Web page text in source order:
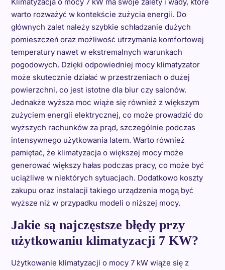
warto rozważyć w kontekście zużycia energii. Do
głównych zalet należy szybkie schładzanie dużych
pomieszczeń oraz możliwość utrzymania komfortowej
temperatury nawet w ekstremalnych warunkach
pogodowych. Dzięki odpowiedniej mocy klimatyzator
może skutecznie działać w przestrzeniach o dużej
powierzchni, co jest istotne dla biur czy salonów.
Jednakże wyższa moc wiąże się również z większym
zużyciem energii elektrycznej, co może prowadzić do
wyższych rachunków za prąd, szczególnie podczas
intensywnego użytkowania latem. Warto również
pamiętać, że klimatyzacja o większej mocy może
generować większy hałas podczas pracy, co może być
uciążliwe w niektórych sytuacjach. Dodatkowo koszty
zakupu oraz instalacji takiego urządzenia mogą być
wyższe niż w przypadku modeli o niższej mocy.
Jakie są najczęstsze błędy przy
użytkowaniu klimatyzacji 7 KW?
Użytkowanie klimatyzacji o mocy 7 kW wiąże się z